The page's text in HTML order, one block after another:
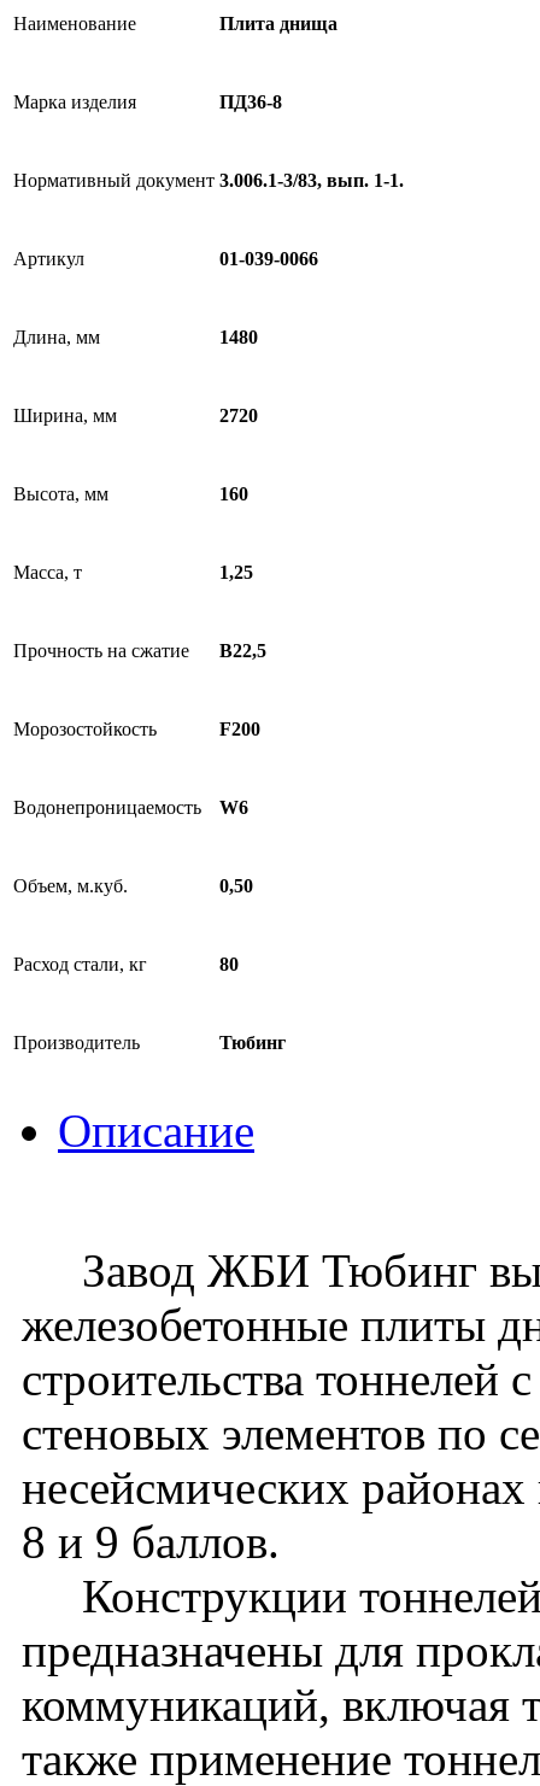
Наименование Плита днища
Марка изделия ПД36-8
Нормативный документ 3.006.1-3/83, вып. 1-1.
Артикул 01-039-0066
Длина, мм 1480
Ширина, мм 2720
Высота, мм 160
Масса, т 1,25
Прочность на сжатие В22,5
Морозостойкость F200
Водонепроницаемость W6
Объем, м.куб. 0,50
Расход стали, кг 80
Производитель Тюбинг
Описание
Завод ЖБИ Тюбинг
железобетонные плиты
строительства
стеновых элементов по
несейсмических
8 и 9 баллов.
Конструкции тоннелей
предназначены для
коммуникаций, включая
также применение